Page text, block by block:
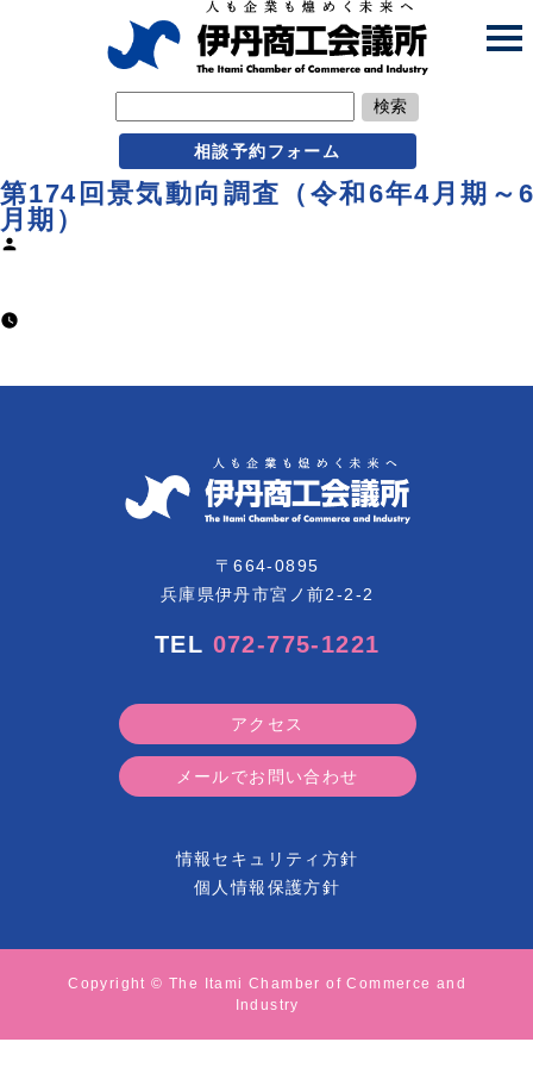
検索
相談予約フォーム
第174回景気動向調査（令和6年4月期～
月期）
〒664-0895
兵庫県伊丹市宮ノ前2-2-2
TEL 072-775-1221
アクセス
メールでお問い合わせ
情報セキュリティ方針
個人情報保護方針
Copyright © The Itami Chamber of Commerce and
Industry